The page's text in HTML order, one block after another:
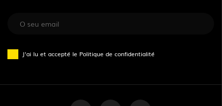
J'ai lu et accepté le Politique de confidentialité